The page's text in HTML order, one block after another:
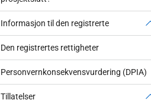
Informasjon til den registrerte
Den registrertes rettigheter
Personvernkonsekvensvurdering (DPIA)
Tillatelser